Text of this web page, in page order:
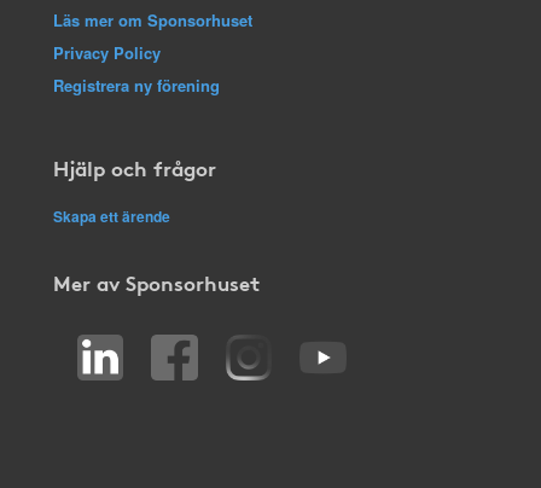
Läs mer om Sponsorhuset
Privacy Policy
Registrera ny förening
Hjälp och frågor
Skapa ett ärende
Mer av Sponsorhuset